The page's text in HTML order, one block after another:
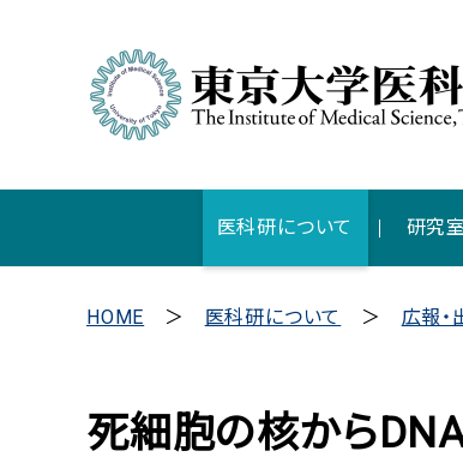
医科研について 研究
HOME 医科研について 広報・
死細胞の核から